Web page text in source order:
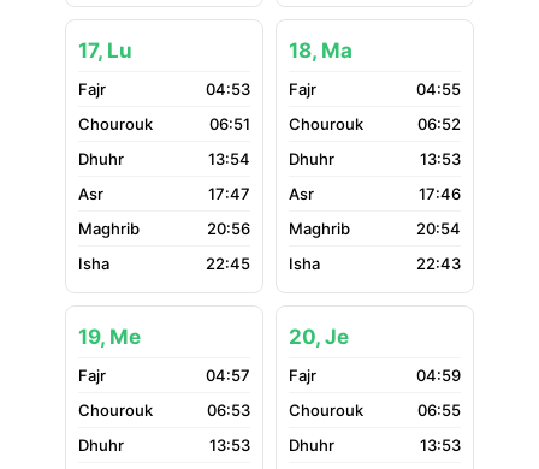
17, Lu
04:53
06:51
13:54
17:47
20:56
22:45
18, Ma
04:55
06:52
13:53
17:46
20:54
22:43
19, Me
04:57
06:53
13:53
20, Je
04:59
06:55
13:53